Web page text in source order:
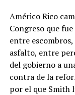
Américo Rico
Congreso que
entre
asfalto, entre
del gobierno a
contra de la
por el que Smith